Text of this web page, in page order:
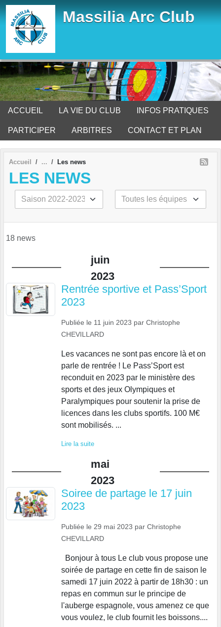
Massilia Arc Club
ACCUEIL LA VIE DU CLUB INFOS PRATIQUES
PARTICIPER ARBITRES CONTACT ET PLAN
Accueil Les news
LES NEWS
18 news
juin
2023
Rentrée sportive et Pass’Sport
2023
Publiée le 11 juin 2023 par Christophe
CHEVILLARD
Les vacances ne sont pas encore là et on
parle de rentrée ! Le Pass’Sport est
reconduit en 2023 par le ministère des
sports et des jeux Olympiques et
Paralympiques pour soutenir la prise de
licences dans les clubs sportifs. 100 M€
sont mobilisés. ...
Lire la suite
mai
2023
Soiree de partage le 17 juin
2023
Publiée le 29 mai 2023 par Christophe
CHEVILLARD
Bonjour à tous Le club vous propose une
soirée de partage en cette fin de saison le
samedi 17 juin 2022 à partir de 18h30 : un
repas en commun sur le principe de
l'auberge espagnole, vous amenez ce que
vous voulez, le club fournit les boissons....
Panneau de gestion des cookies